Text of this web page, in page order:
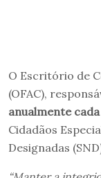
O Escritório de
(OFAC),
anualmente
Cidadãos
Designadas